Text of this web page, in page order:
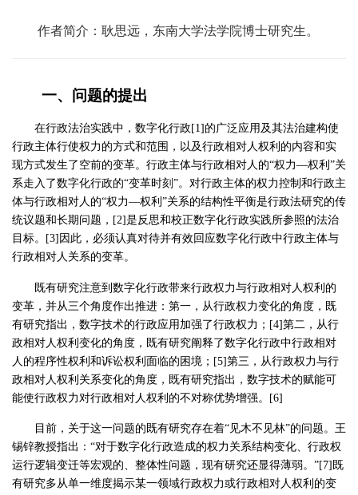
作者简介：耿思远，东南大学法学院博士研究生。
一、问题的提出
在行政法治实践中，数字化行政[1]的广泛应用及其法治建构使
行政主体行使权力的方式和范围，以及行政相对人权利的内容和实
现方式发生了空前的变革。行政主体与行政相对人的“权力—权利”关
系走入了数字化行政的“变革时刻”。对行政主体的权力控制和行政主
体与行政相对人的“权力—权利”关系的结构性平衡是行政法研究的传
统议题和长期问题，[2]是反思和校正数字化行政实践所参照的法治
目标。[3]因此，必须认真对待并有效回应数字化行政中行政主体与
行政相对人关系的变革。
既有研究注意到数字化行政带来行政权力与行政相对人权利的
变革，并从三个角度作出推进：第一，从行政权力变化的角度，既
有研究指出，数字技术的行政应用加强了行政权力；[4]第二，从行
政相对人权利变化的角度，既有研究阐释了数字化行政中行政相对
人的程序性权利和诉讼权利面临的困境；[5]第三，从行政权力与行
政相对人权利关系变化的角度，既有研究指出，数字技术的赋能可
能使行政权力对行政相对人权利的不对称优势增强。[6]
目前，关于这一问题的既有研究存在着“见木不见林”的问题。王
锡锌教授指出：“对于数字化行政造成的权力关系结构变化、行政权
运行逻辑变迁等宏观的、整体性问题，现有研究还显得薄弱。”[7]既
有研究多从单一维度揭示某一领域行政权力或行政相对人权利的变